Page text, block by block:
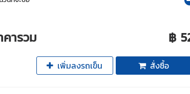
คารวม ฿
เพิ่มลงรถเข็น สั่งซื้อ